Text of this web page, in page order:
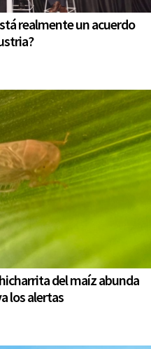
realmente un acuerdo
del maíz abunda
los alertas